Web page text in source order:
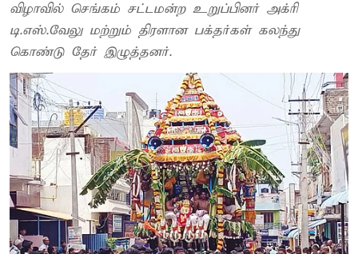
விழாவில் செங்கம் சட்டமன்ற உறுப்பினர் அக்ரி
டி.எஸ்.வேலு மற்றும் திரளான பக்தர்கள் கலந்து
கொண்டு தேர் இழுத்தனர்.